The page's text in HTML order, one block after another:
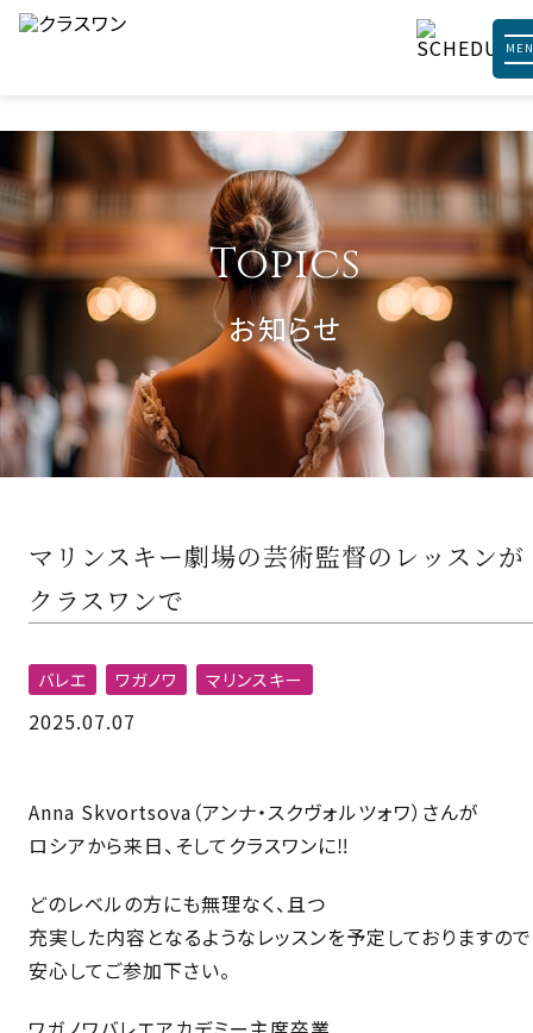
Topics
お知らせ
マリンスキー劇場の芸術監督のレッスンが
クラスワンで
バレエ ワガノワ マリンスキー
2025.07.07
Anna Skvortsova（アンナ・スクヴォルツォワ）さんが
ロシアから来日、そしてクラスワンに‼️
どのレベルの方にも無理なく、且つ
充実した内容となるようなレッスンを予定しておりますので
安心してご参加下さい。